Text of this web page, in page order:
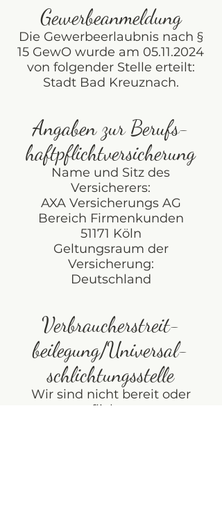
Gewerbeanmeldung
Die Gewerbeerlaubnis nach §
15 GewO wurde am 05.11.2024
von folgender Stelle erteilt:
Stadt Bad Kreuznach.
Angaben zur Berufs­
haftpflicht­versicherung
Name und Sitz des
Versicherers:
AXA Versicherungs AG
Bereich Firmenkunden
51171 Köln
Geltungsraum der
Versicherung:
Deutschland
Verbraucher­streit­
beilegung/Universal­
schlichtungs­stelle
Wir sind nicht bereit oder
verpflichtet, an